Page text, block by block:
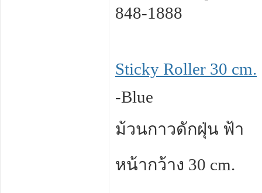
848-1888
Sticky Roller 30 cm.
-Blue
ม้วนกาวดักฝุ่น ฟ้า
หน้ากว้าง 30 cm.